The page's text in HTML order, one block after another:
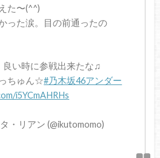
た〜(^^)
った涙。目の前通ったの
良い時に参戦出来たな♫
ちゅん☆#乃木坂46アンダー
i5YCmAHRHs
・リアン (@ikutomomo)